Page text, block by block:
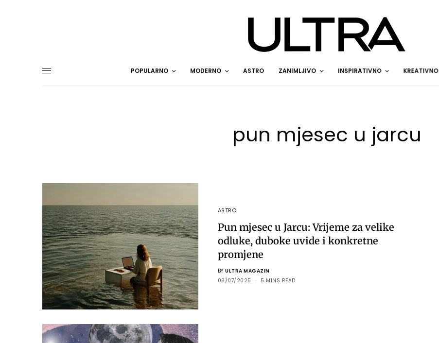
POPULARNO MODERNO ASTRO ZANIMLJIVO INSPIRATIVNO KREATIVNO
pun mjesec u jarcu
ASTRO
Pun mjesec u Jarcu: Vrijeme za velike
odluke, duboke uvide i konkretne
promjene
BY ULTRA MAGAZIN
08/07/2025
5 MINS READ